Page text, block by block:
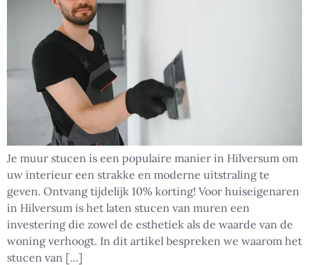
Je muur stucen is een populaire manier in Hilversum om
uw interieur een strakke en moderne uitstraling te
geven. Ontvang tijdelijk 10% korting! Voor huiseigenaren
in Hilversum is het laten stucen van muren een
investering die zowel de esthetiek als de waarde van de
woning verhoogt. In dit artikel bespreken we waarom het
stucen van […]